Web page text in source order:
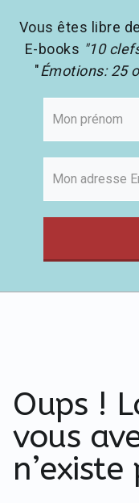
menu Les
Oups !
vous
Vous êtes libre
E-books "10
"Émotions: 25